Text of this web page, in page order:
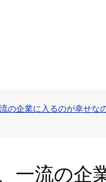
の企業に入るのが幸せな
一流の企